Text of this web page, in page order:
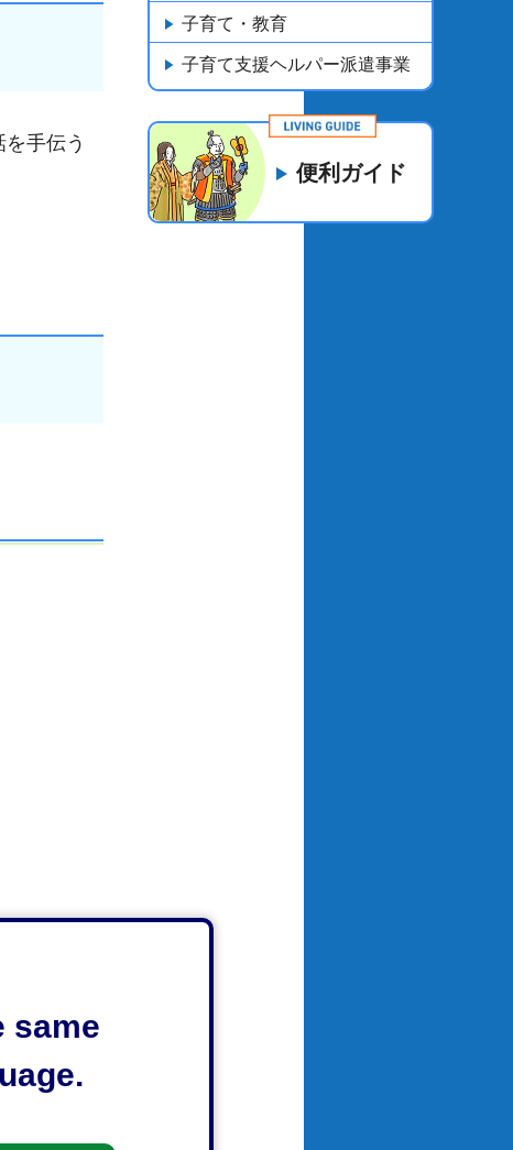
same
手伝う
子育て・教育
子育て支援ヘルパー派遣事業
便利ガイド